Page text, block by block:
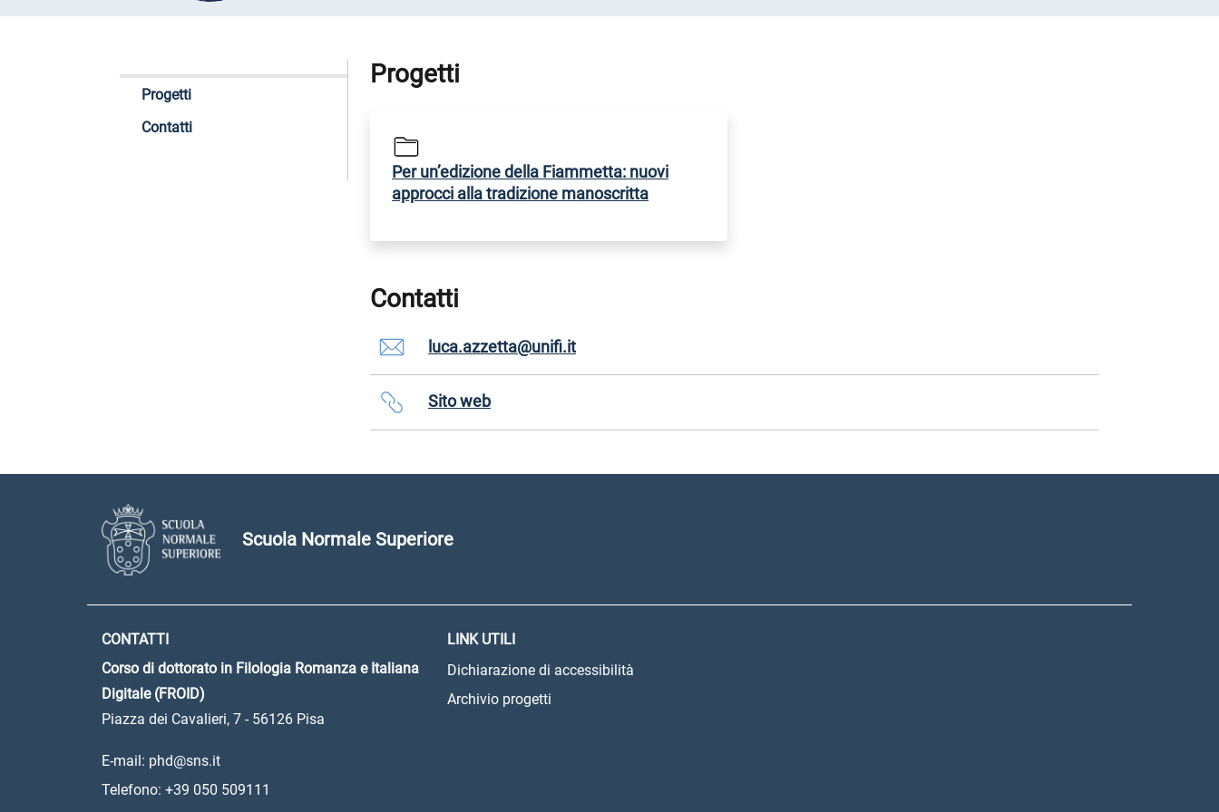
Progetti
Contatti
Progetti
Per un’edizione della Fiammetta: nuovi
approcci alla tradizione manoscritta
Contatti
luca.azzetta@unifi.it
Sito web
Scuola Normale Superiore
CONTATTI
Corso di dottorato in Filologia Romanza e Italiana
Digitale (FROID)
Piazza dei Cavalieri, 7 - 56126 Pisa
E-mail: phd@sns.it
Telefono: +39 050 509111
LINK UTILI
Dichiarazione di accessibilità
Archivio progetti